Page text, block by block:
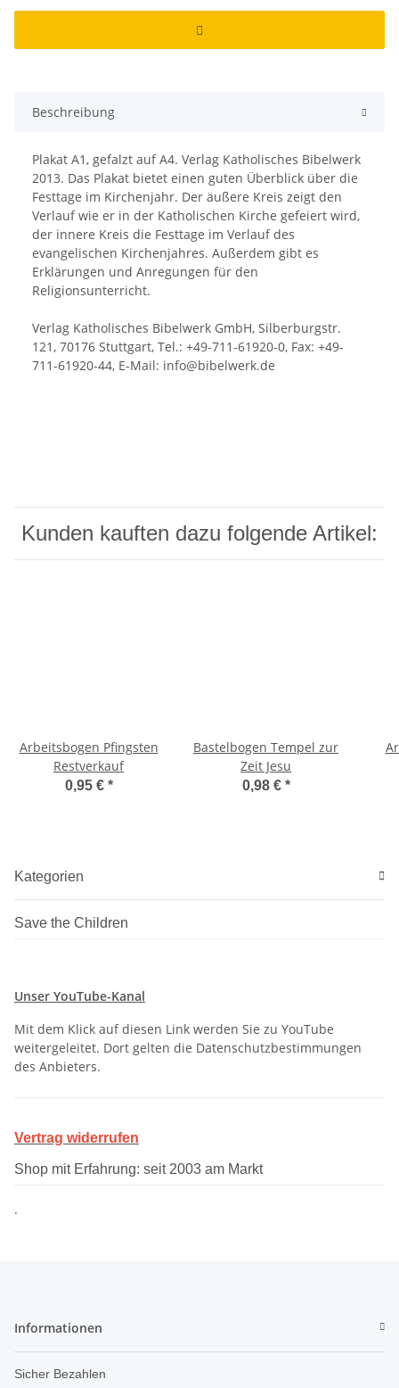
Beschreibung
Plakat A1, gefalzt auf A4. Verlag Katholisches Bibelwerk
2013. Das Plakat bietet einen guten Überblick über die
Festtage im Kirchenjahr. Der äußere Kreis zeigt den
Verlauf wie er in der Katholischen Kirche gefeiert wird,
der innere Kreis die Festtage im Verlauf des
evangelischen Kirchenjahres. Außerdem gibt es
Erklärungen und Anregungen für den
Religionsunterricht.
Verlag Katholisches Bibelwerk GmbH, Silberburgstr.
121, 70176 Stuttgart, Tel.: +49-711-61920-0, Fax: +49-
711-61920-44, E-Mail: info@bibelwerk.de
Kunden kauften dazu folgende Artikel:
Arbeitsbogen Pfingsten
Restverkauf
0,95 € *
Bastelbogen Tempel zur
Zeit Jesu
0,98 € *
Kategorien
Save the Children
Unser YouTube-Kanal
Mit dem Klick auf diesen Link werden Sie zu YouTube
weitergeleitet. Dort gelten die Datenschutzbestimmungen
des Anbieters.
Vertrag widerrufen
Shop mit Erfahrung: seit 2003 am Markt
.
Informationen
Sicher Bezahlen